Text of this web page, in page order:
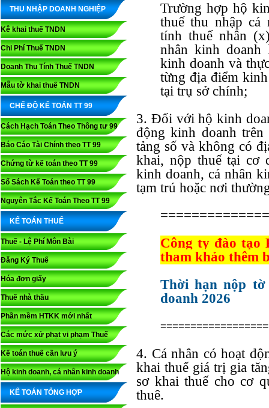
THU NHẬP DOANH NGHIỆP
Kê khai thuế TNDN
Chi Phí Thuế TNDN
Doanh Thu Tính Thuế TNDN
Mẫu tờ khai thuế TNDN
CHẾ ĐỘ KẾ TOÁN TT 99
Cách Hạch Toán Theo Thông tư 99
Báo Cáo Tài Chính theo TT 99
Chứng từ kế toán theo TT 99
Sổ Sách Kế Toán theo TT 99
Nguyên Tắc Kế Toán Theo TT 99
KẾ TOÁN THUẾ
Thuế - Lệ Phí Môn Bài
Đăng Ký Thuế
Hóa đơn giấy
Thuế nhà thầu
Phần mềm HTKK mới nhất
Các mức xử phạt vi phạm Thuế
Kế toán thuế cần lưu ý
Hộ kinh doanh, cá nhân kinh doanh
KẾ TOÁN TỔNG HỢP
Trường hợp hộ
thuế thu nhập cá
tính thuế nhân
nhân kinh doanh
kinh doanh và
từng địa điểm
tại trụ sở chính;
3. Đối với hộ kinh
động kinh doanh
tảng số và không có
khai, nộp thuế tại cơ
kinh doanh, cá nhân
tạm trú hoặc nơi
Công ty đào tạo
tham khảo thêm
Thời hạn nộp
doanh 2026
4. Cá nhân có hoạt
khai thuế giá trị gia
sơ khai thuế cho cơ
thuê.